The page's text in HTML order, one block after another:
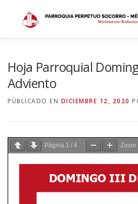
contenido
Hoja Parroquial
Adviento
PÚBLICADO EN DICIEMBRE 12, 2020
Página 1 / 4 Zoom